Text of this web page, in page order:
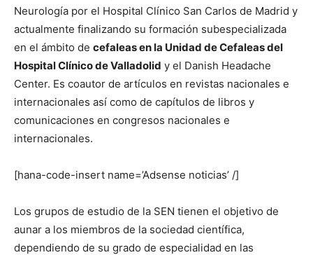
Neurología por el Hospital Clínico San Carlos de Madrid y
actualmente finalizando su formación subespecializada
en el ámbito de cefaleas en la Unidad de Cefaleas del
Hospital Clínico de Valladolid y el Danish Headache
Center. Es coautor de artículos en revistas nacionales e
internacionales así como de capítulos de libros y
comunicaciones en congresos nacionales e
internacionales.
[hana-code-insert name=’Adsense noticias’ /]
Los grupos de estudio de la SEN tienen el objetivo de
aunar a los miembros de la sociedad científica,
dependiendo de su grado de especialidad en las